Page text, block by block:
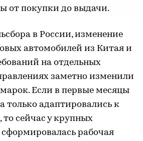
от покупки до выдачи.
в России, изменение
автомобилей из Китая и
на отдельных
заметно изменили
Если в первые месяцы
только адаптировались к
сейчас у крупных
рабочая